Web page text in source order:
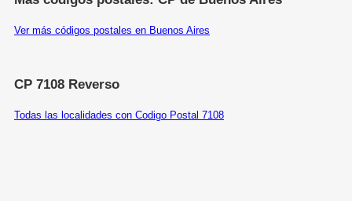
Ver más códigos postales en Buenos Aires
CP 7108 Reverso
Todas las localidades con Codigo Postal 7108